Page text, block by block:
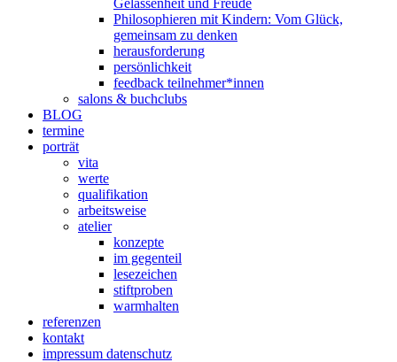
Philosophieren mit Kindern: Vom Glück,
gemeinsam zu denken
herausforderung
persönlichkeit
feedback teilnehmer*innen
salons & buchclubs
BLOG
termine
porträt
vita
werte
qualifikation
arbeitsweise
atelier
konzepte
im gegenteil
lesezeichen
stiftproben
warmhalten
referenzen
kontakt
impressum datenschutz